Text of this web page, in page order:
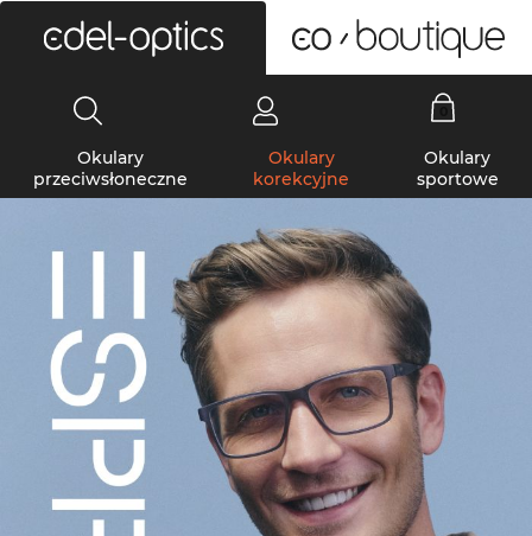
Okulary
przeciwsłoneczne
Okulary
korekcyjne
Okulary
sportowe